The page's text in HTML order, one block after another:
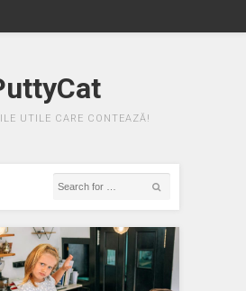
UTILE CARE CONTEAZĂ!